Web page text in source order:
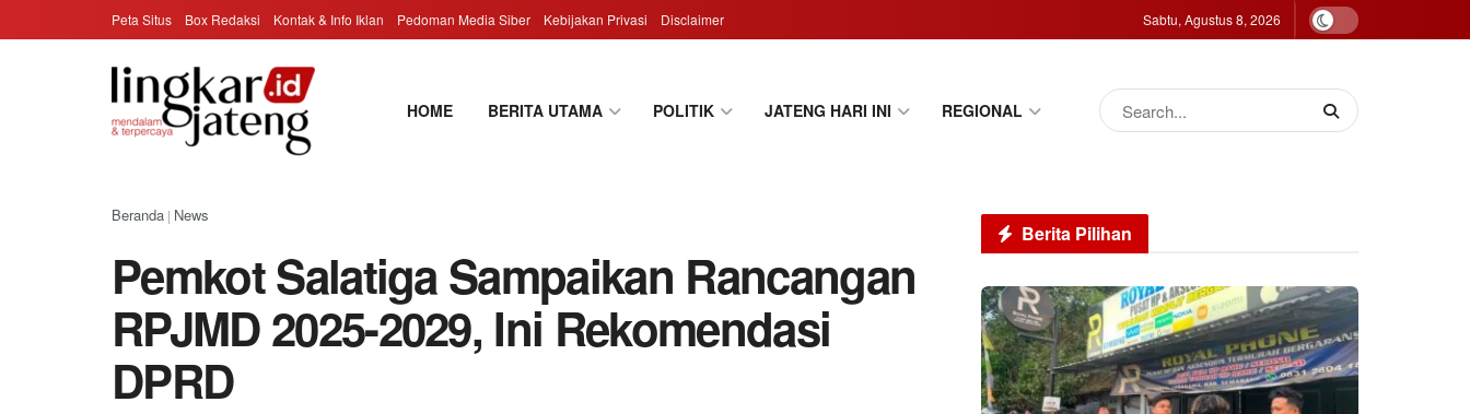
Peta Situs Box Redaksi Kontak & Info Iklan Pedoman Media Siber Kebijakan Privasi Disclaimer Sabtu, Agustus 8, 2026
HOME BERITA UTAMA POLITIK JATENG HARI INI REGIONAL
Beranda | News
Pemkot Salatiga Sampaikan Rancangan
RPJMD 2025-2029, Ini Rekomendasi
DPRD
Berita Pilihan